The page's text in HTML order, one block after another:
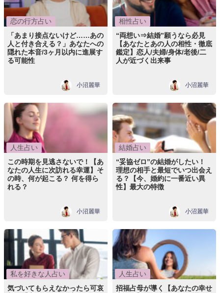
恋の行方占い
「あまり接点ないけど……あの
人と付き合える？」あなたへの
隠れた本音/3ヶ月以内に進展す
る可能性
小沼麗華
相性占い
“両想い⇒結婚”願うなら必見
【あなたとあの人の相性・徹底
鑑定】恋人/夫婦/身体/老後/二
人が近づく出来事
小沼麗華
人生占い
この時期を見逃さないで！【あ
なたの人生に次訪れる幸運】そ
の時、何が起こる？ 何を得ら
れる？
小沼麗華
結婚占い
“妥協ゼロ”の結婚がしたい！
理想の相手と最短でいつ出会え
る？【今、婚約に一番近い異
性】最大の特徴
小沼麗華
私を好きな人占い
気づいてもらえなかったら可哀
人生占い
招福占母が導く【あなたの幸せ